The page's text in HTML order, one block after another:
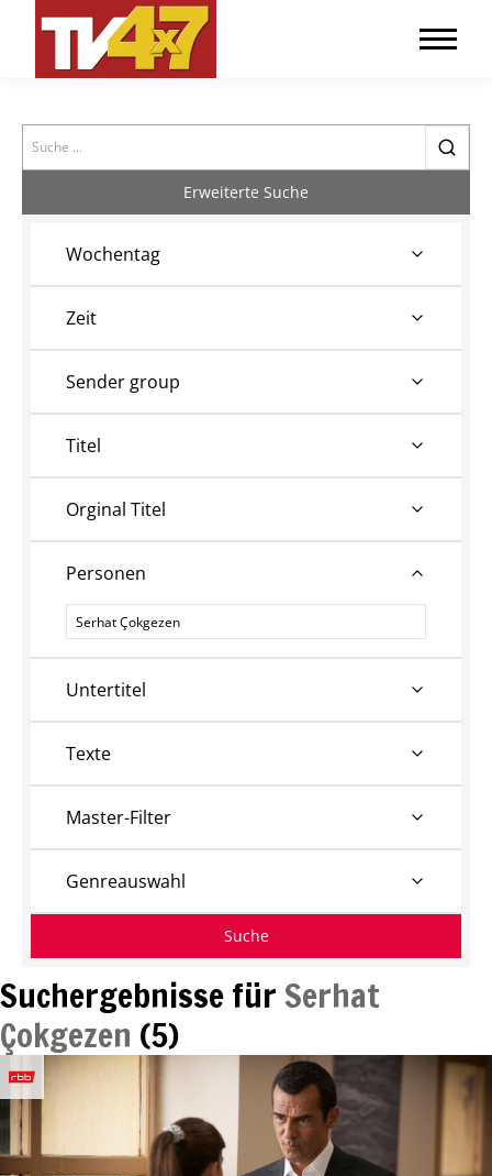
Search
Suchergebnisse fürSerhat
Çokgezen (5)
Erweiterte Suche
Wochentag
Zeit
Sender group
Titel
Orginal Titel
Personen
Personen
Untertitel
Texte
Master-Filter
Genreauswahl
Suche